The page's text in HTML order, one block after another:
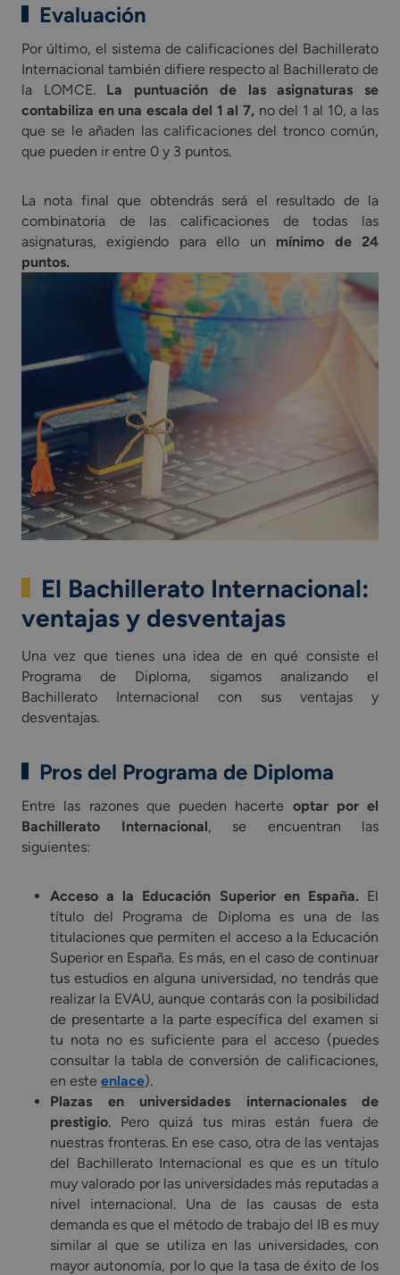
Evaluación
Por último, el sistema de calificaciones del Bachillerato
Internacional también difiere respecto al Bachillerato de
la LOMCE. La puntuación de las asignaturas se
contabiliza en una escala del 1 al 7, no del 1 al 10, a las
que se le añaden las calificaciones del tronco común,
que pueden ir entre 0 y 3 puntos.
La nota final que obtendrás será el resultado de la
combinatoria de las calificaciones de todas las
asignaturas, exigiendo para ello un mínimo de 24
puntos.
El Bachillerato Internacional:
ventajas y desventajas
Una vez que tienes una idea de en qué consiste el
Programa de Diploma, sigamos analizando el
Bachillerato Internacional con sus ventajas y
desventajas.
Pros del Programa de Diploma
Entre las razones que pueden hacerte optar por el
Bachillerato Internacional, se encuentran las
siguientes:
Acceso a la Educación Superior en España. El
título del Programa de Diploma es una de las
titulaciones que permiten el acceso a la Educación
Superior en España. Es más, en el caso de continuar
tus estudios en alguna universidad, no tendrás que
realizar la EVAU, aunque contarás con la posibilidad
de presentarte a la parte específica del examen si
tu nota no es suficiente para el acceso (puedes
consultar la tabla de conversión de calificaciones,
en este enlace).
Plazas en universidades internacionales de
prestigio. Pero quizá tus miras están fuera de
nuestras fronteras. En ese caso, otra de las ventajas
del Bachillerato Internacional es que es un título
muy valorado por las universidades más reputadas a
nivel internacional. Una de las causas de esta
demanda es que el método de trabajo del IB es muy
similar al que se utiliza en las universidades, con
mayor autonomía, por lo que la tasa de éxito de los